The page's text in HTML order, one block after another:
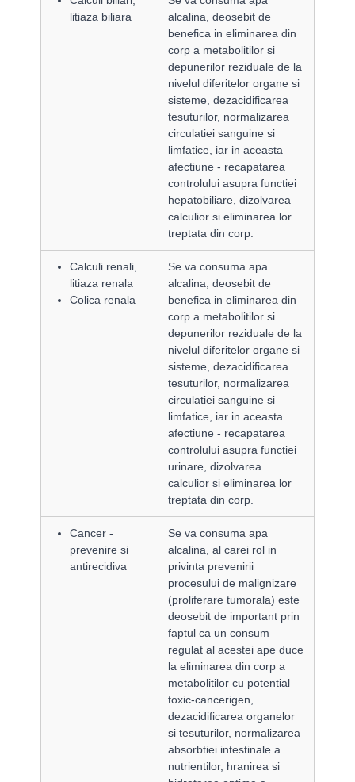
litiaza biliara
alcalina, deosebit de
benefica in eliminarea din
corp a metabolitilor si
depunerilor reziduale de la
nivelul diferitelor organe si
sisteme, dezacidificarea
tesuturilor, normalizarea
circulatiei sanguine si
limfatice, iar in aceasta
afectiune - recapatarea
controlului asupra functiei
hepatobiliare, dizolvarea
calculior si eliminarea lor
treptata din corp.
Calculi renali,
litiaza renala
Colica renala
Se va consuma apa
alcalina, deosebit de
benefica in eliminarea din
corp a metabolitilor si
depunerilor reziduale de la
nivelul diferitelor organe si
sisteme, dezacidificarea
tesuturilor, normalizarea
circulatiei sanguine si
limfatice, iar in aceasta
afectiune - recapatarea
controlului asupra functiei
urinare, dizolvarea
calculior si eliminarea lor
treptata din corp.
Cancer -
prevenire si
antirecidiva
Se va consuma apa
alcalina, al carei rol in
privinta prevenirii
procesului de malignizare
(proliferare tumorala) este
deosebit de important prin
faptul ca un consum
regulat al acestei ape duce
la eliminarea din corp a
metabolitilor cu potential
toxic-cancerigen,
dezacidificarea organelor
si tesuturilor, normalizarea
absorbtiei intestinale a
nutrientilor, hranirea si